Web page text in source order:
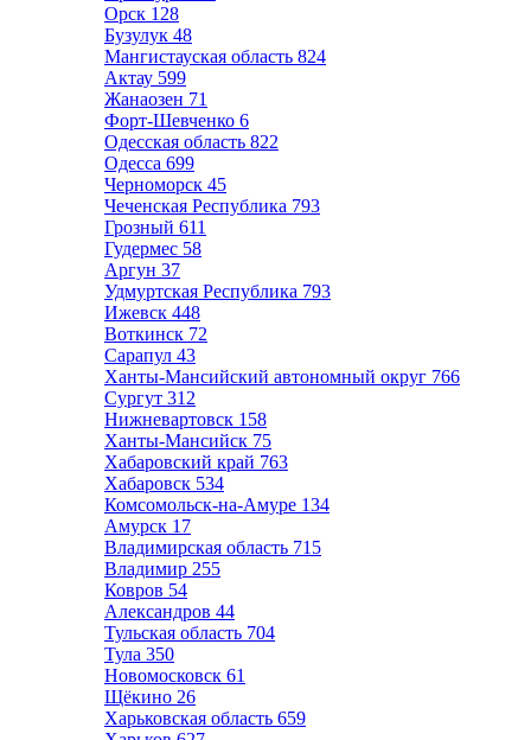
Орск 128
Бузулук 48
Мангистауская область 824
Актау 599
Жанаозен 71
Форт-Шевченко 6
Одесская область 822
Одесса 699
Черноморск 45
Чеченская Республика 793
Грозный 611
Гудермес 58
Аргун 37
Удмуртская Республика 793
Ижевск 448
Воткинск 72
Сарапул 43
Ханты-Мансийский автономный округ 766
Сургут 312
Нижневартовск 158
Ханты-Мансийск 75
Хабаровский край 763
Хабаровск 534
Комсомольск-на-Амуре 134
Амурск 17
Владимирская область 715
Владимир 255
Ковров 54
Александров 44
Тульская область 704
Тула 350
Новомосковск 61
Щёкино 26
Харьковская область 659